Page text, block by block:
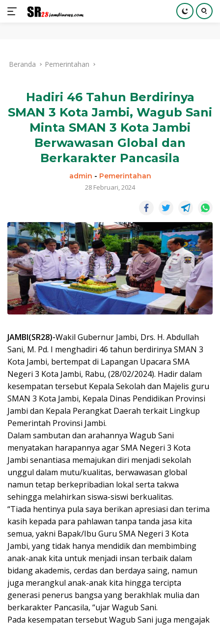
kontenBeranda Pemerintahan
Hadiri 46 Tahun Berdirinya
SMAN 3 Kota Jambi, Wagub Sani
Minta SMAN 3 Kota Jambi
Berwawasan Global dan
Berkarakter Pancasila
admin - Pemerintahan
28 Februari, 2024
JAMBI(SR28)-Wakil Gubernur Jambi, Drs. H. Abdullah
Sani, M. Pd. I menghadiri 46 tahun berdirinya SMAN 3
Kota Jambi, bertempat di Lapangan Upacara SMA
Negeri 3 Kota Jambi, Rabu, (28/02/2024). Hadir dalam
kesempatan tersebut Kepala Sekolah dan Majelis guru
SMAN 3 Kota Jambi, Kepala Dinas Pendidikan Provinsi
Jambi dan Kepala Perangkat Daerah terkait Lingkup
Pemerintah Provinsi Jambi.
Dalam sambutan dan arahannya Wagub Sani
menyatakan harapannya agar SMA Negeri 3 Kota
Jambi senantiasa memajukan diri menjadi sekolah
unggul dalam mutu/kualitas, berwawasan global
namun tetap berkepribadian lokal serta takwa
sehingga melahirkan siswa-siswi berkualitas.
“Tiada hentinya pula saya berikan apresiasi dan terima
kasih kepada para pahlawan tanpa tanda jasa kita
semua, yakni Bapak/Ibu Guru SMA Negeri 3 Kota
Jambi, yang tidak hanya mendidik dan membimbing
anak-anak kita untuk menjadi insan terbaik dalam
bidang akademis, cerdas dan berdaya saing, namun
juga merangkul anak-anak kita hingga tercipta
generasi penerus bangsa yang berakhlak mulia dan
berkarakter Pancasila, “ujar Wagub Sani.
Pada kesempatan tersebut Wagub Sani juga mengajak